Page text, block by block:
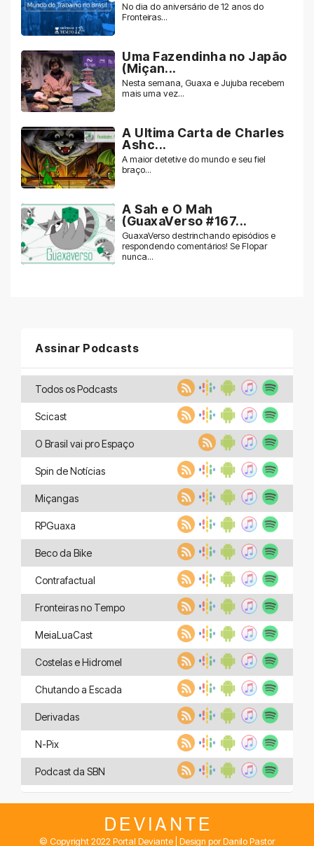
No dia do aniversário de 12 anos do
Fronteiras...
Uma Fazendinha no Japão
(Miçan...
Nesta semana, Guaxa e Jujuba recebem
mais uma vez...
A Ultima Carta de Charles
Ashc...
A maior detetive do mundo e seu fiel
braço...
A Sah e O Mah
(GuaxaVerso #167...
GuaxaVerso destrinchando episódios e
respondendo comentários! Se Flopar
nunca...
Assinar Podcasts
Todos os Podcasts
Scicast
O Brasil vai pro Espaço
Spin de Notícias
Miçangas
RPGuaxa
Beco da Bike
Contrafactual
Fronteiras no Tempo
MeiaLuaCast
Costelas e Hidromel
Chutando a Escada
Derivadas
N-Pix
Podcast da SBN
© Copyright 2022 Portal Deviante | Design por Danilo Pastor